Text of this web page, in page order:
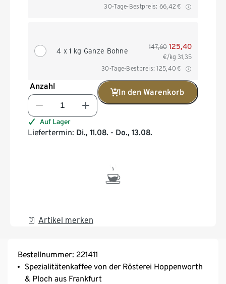
30-Tage-Bestpreis: 66,42 €
4 x 1 kg Ganze Bohne
147,60 125,40
€/kg 31,35
30-Tage-Bestpreis: 125,40 €
Anzahl
In den Warenkorb
Auf Lager
Liefertermin: Di., 11.08. - Do., 13.08.
Artikel merken
Bestellnummer: 221411
Spezialitätenkaffee von der Rösterei Hoppenworth
& Ploch aus Frankfurt